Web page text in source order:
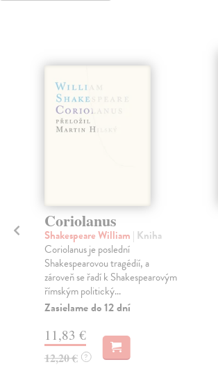
Coriolanus
Shakespeare William | Kniha
Coriolanus je poslední
Shakespearovou tragédií, a
zároveň se řadí k Shakespearovým
římským politický...
Zasielame do 12 dní
11,83 €
12,20 € ?